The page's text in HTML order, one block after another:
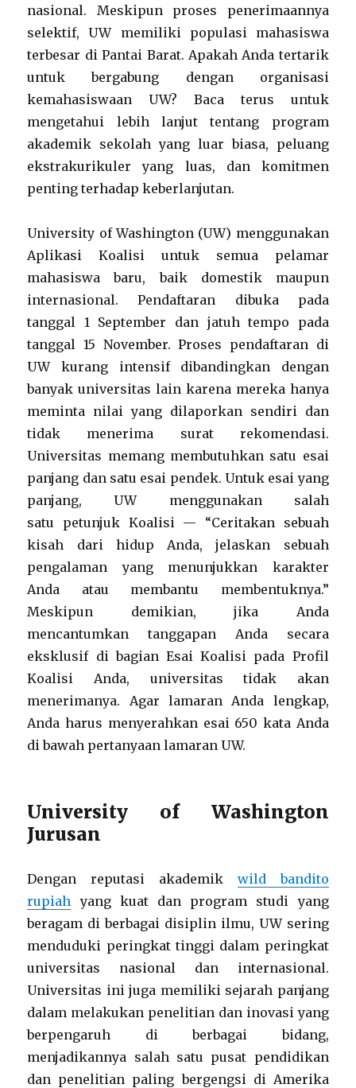
nasional. Meskipun proses penerimaannya
selektif, UW memiliki populasi mahasiswa
terbesar di Pantai Barat. Apakah Anda tertarik
untuk bergabung dengan organisasi
kemahasiswaan UW? Baca terus untuk
mengetahui lebih lanjut tentang program
akademik sekolah yang luar biasa, peluang
ekstrakurikuler yang luas, dan komitmen
penting terhadap keberlanjutan.
University of Washington (UW) menggunakan
Aplikasi Koalisi untuk semua pelamar
mahasiswa baru, baik domestik maupun
internasional. Pendaftaran dibuka pada
tanggal 1 September dan jatuh tempo pada
tanggal 15 November. Proses pendaftaran di
UW kurang intensif dibandingkan dengan
banyak universitas lain karena mereka hanya
meminta nilai yang dilaporkan sendiri dan
tidak menerima surat rekomendasi.
Universitas memang membutuhkan satu esai
panjang dan satu esai pendek. Untuk esai yang
panjang, UW menggunakan salah
satu petunjuk Koalisi — “Ceritakan sebuah
kisah dari hidup Anda, jelaskan sebuah
pengalaman yang menunjukkan karakter
Anda atau membantu membentuknya.”
Meskipun demikian, jika Anda
mencantumkan tanggapan Anda secara
eksklusif di bagian Esai Koalisi pada Profil
Koalisi Anda, universitas tidak akan
menerimanya. Agar lamaran Anda lengkap,
Anda harus menyerahkan esai 650 kata Anda
di bawah pertanyaan lamaran UW.
University of Washington
Jurusan
Dengan reputasi akademik wild bandito
rupiah yang kuat dan program studi yang
beragam di berbagai disiplin ilmu, UW sering
menduduki peringkat tinggi dalam peringkat
universitas nasional dan internasional.
Universitas ini juga memiliki sejarah panjang
dalam melakukan penelitian dan inovasi yang
berpengaruh di berbagai bidang,
menjadikannya salah satu pusat pendidikan
dan penelitian paling bergengsi di Amerika